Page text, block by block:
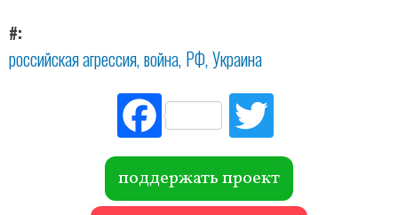
#
российская агрессия война РФ Украина
Fac
ebo
ok r
поддержать проект